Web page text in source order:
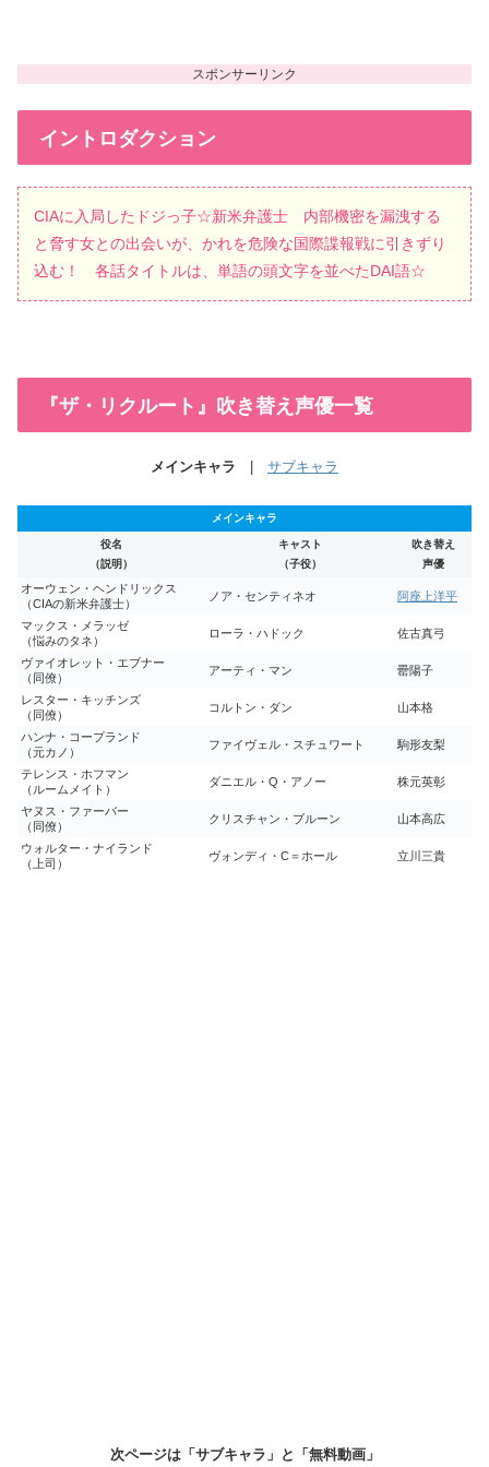
イントロダクション
CIAに入局したドジっ子☆新米弁護士 内部機密を漏洩する
と脅す女との出会いが、かれを危険な国際諜報戦に引きずり
込む！ 各話タイトルは、単語の頭文字を並べたDAI語☆
『ザ・リクルート』吹き替え声優一覧
メインキャラ サブキャラ
メインキャラ
役名
（説明）
キャスト
（子役）
吹き替え
声優
オーウェン・ヘンドリックス
（CIAの新米弁護士）
ノア・センティネオ 阿座上洋平
マックス・メラッゼ
（悩みのタネ）
ローラ・ハドック 佐古真弓
ヴァイオレット・エブナー
（同僚）
アーティ・マン 罍陽子
レスター・キッチンズ
（同僚）
コルトン・ダン 山本格
ハンナ・コープランド
（元カノ）
ファイヴェル・スチュワート 駒形友梨
テレンス・ホフマン
（ルームメイト）
ダニエル・Q・アノー 株元英彰
ヤヌス・ファーバー
（同僚）
クリスチャン・ブルーン 山本高広
ウォルター・ナイランド
（上司）
ヴォンディ・C＝ホール 立川三貴
次ページは「サブキャラ」と「無料動画」